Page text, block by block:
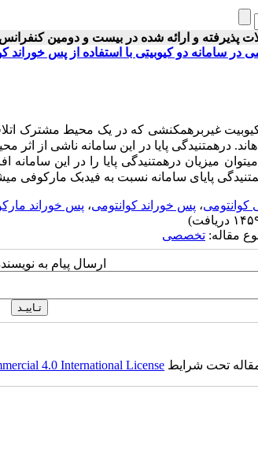
در سامانه دو کیوبیتی با استفاده از پس خوراند
غیربرهمکنشی که در یک محیط مشترک
درهمتنیدگی پایا در این سامانه ناشی از اثر
میزیان درهمتنیدگی پایا را در این
پایای سامانه نسبت به فیدبک مارکوفی
کوانتومی، پس خوراند کوانتومی، پس خوراند
مقاله: تخصصی
ارسال پیام به
مقاله تحت شرایط 4.0 International License